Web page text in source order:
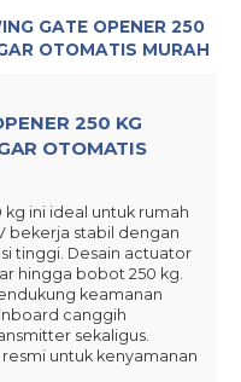
GATE OPENER 250
OTOMATIS MURAH
250 KG
OTOMATIS
ini ideal untuk rumah
bekerja stabil dengan
tinggi. Desain actuator
hingga bobot 250 kg.
keamanan
canggih
sekaligus.
untuk kenyamanan